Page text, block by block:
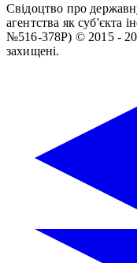
Свідоцтво про
агентства як суб'єкта
№516-378Р) © 2015 -
захищені.